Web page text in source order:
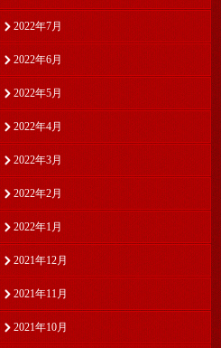
2022年7月
2022年6月
2022年5月
2022年4月
2022年3月
2022年2月
2022年1月
2021年12月
2021年11月
2021年10月